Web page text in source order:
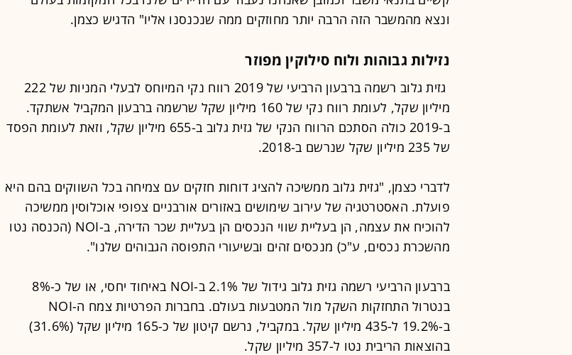
ונצא מהמשבר הזה הרבה יותר מחוזקים ממה שנכנסנו אליו" הדגיש כצמן.
נזילות גבוהות ולוח סילוקין מפוזר
גזית גלוב רשמה ברבעון הרביעי של 2019 רווח נקי המיוחס לבעלי המניות של 222
מיליון שקל, לעומת רווח נקי של 160 מיליון שקל שרשמה ברבעון המקביל אשתקד.
ב-2019 כולה הסתכם הרווח הנקי של גזית גלוב ב-655 מיליון שקל, וזאת לעומת הפסד
של 235 מיליון שקל שנרשם ב-2018.
לדברי כצמן, "גזית גלוב ממשיכה להציג דוחות חזקים עם צמיחה בכל השווקים בהם היא
פועלת. האסטרטגיה של עירוב שימושים באזורים אורבניים צפופי אוכלוסין ממשיכה
להוכיח את עצמה, הן בעליית שווי הנכסים הן בעליית שכר הדירה, ב-NOI (הכנסה נטו
מהשכרת נכסים, ע"כ) מנכסים זהים ובשיעורי התפוסה הגבוהים שלנו".
ברבעון הרביעי רשמה גזית גלוב גידול של 2.1% ב-NOI באיחוד יחסי, או של כ-8%
בנטרול התחזקות השקל מול המטבעות בעולם. בחברות הפרטיות צמח ה-NOI
ב-19.2% ל-435 מיליון שקל. במקביל, נרשם קיטון של כ-165 מיליון שקל (31.6%)
בהוצאות הריבית נטו ל-357 מיליון שקל.